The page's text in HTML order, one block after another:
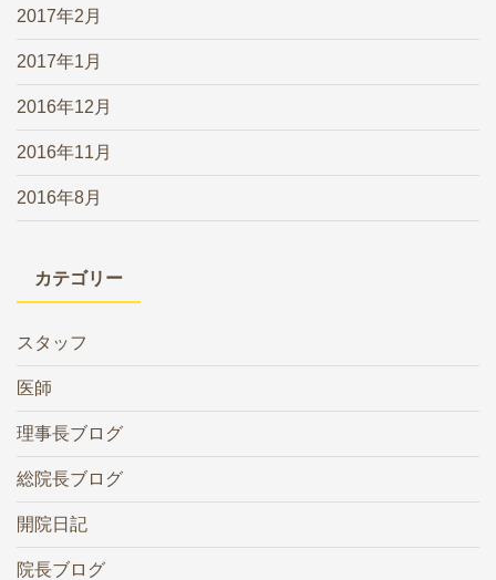
2017年2月
2017年1月
2016年12月
2016年11月
2016年8月
カテゴリー
スタッフ
医師
理事長ブログ
総院長ブログ
開院日記
院長ブログ